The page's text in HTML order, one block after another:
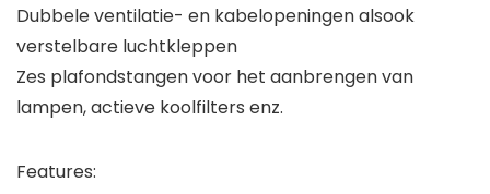
Dubbele ventilatie- en kabelopeningen alsook
verstelbare luchtkleppen
Zes plafondstangen voor het aanbrengen van
lampen, actieve koolfilters enz.
Features: